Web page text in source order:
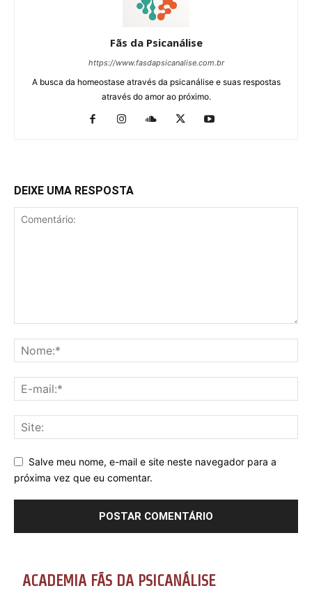
Fãs da Psicanálise
https://www.fasdapsicanalise.com.br
A busca da homeostase através da psicanálise e suas respostas
através do amor ao próximo.
DEIXE UMA RESPOSTA
Salve meu nome, e-mail e site neste navegador para a
próxima vez que eu comentar.
ACADEMIA FÃS DA PSICANÁLISE